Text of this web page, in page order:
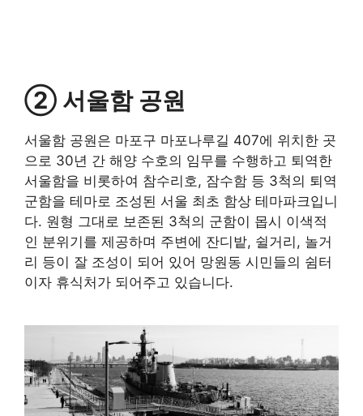
② 서울함 공원
서울함 공원은 마포구 마포나루길 407에 위치한 곳
으로 30년 간 해양 수호의 임무를 수행하고 퇴역한
서울함을 비롯하여 참수리호, 잠수함 등 3척의 퇴역
군함을 테마로 조성된 서울 최초 함상 테마파크입니
다. 원형 그대로 보존된 3척의 군함이 몹시 이색적
인 분위기를 제공하며 주변에 잔디밭, 쉴거리, 놀거
리 등이 잘 조성이 되어 있어 망원동 시민들의 쉼터
이자 휴식처가 되어주고 있습니다.